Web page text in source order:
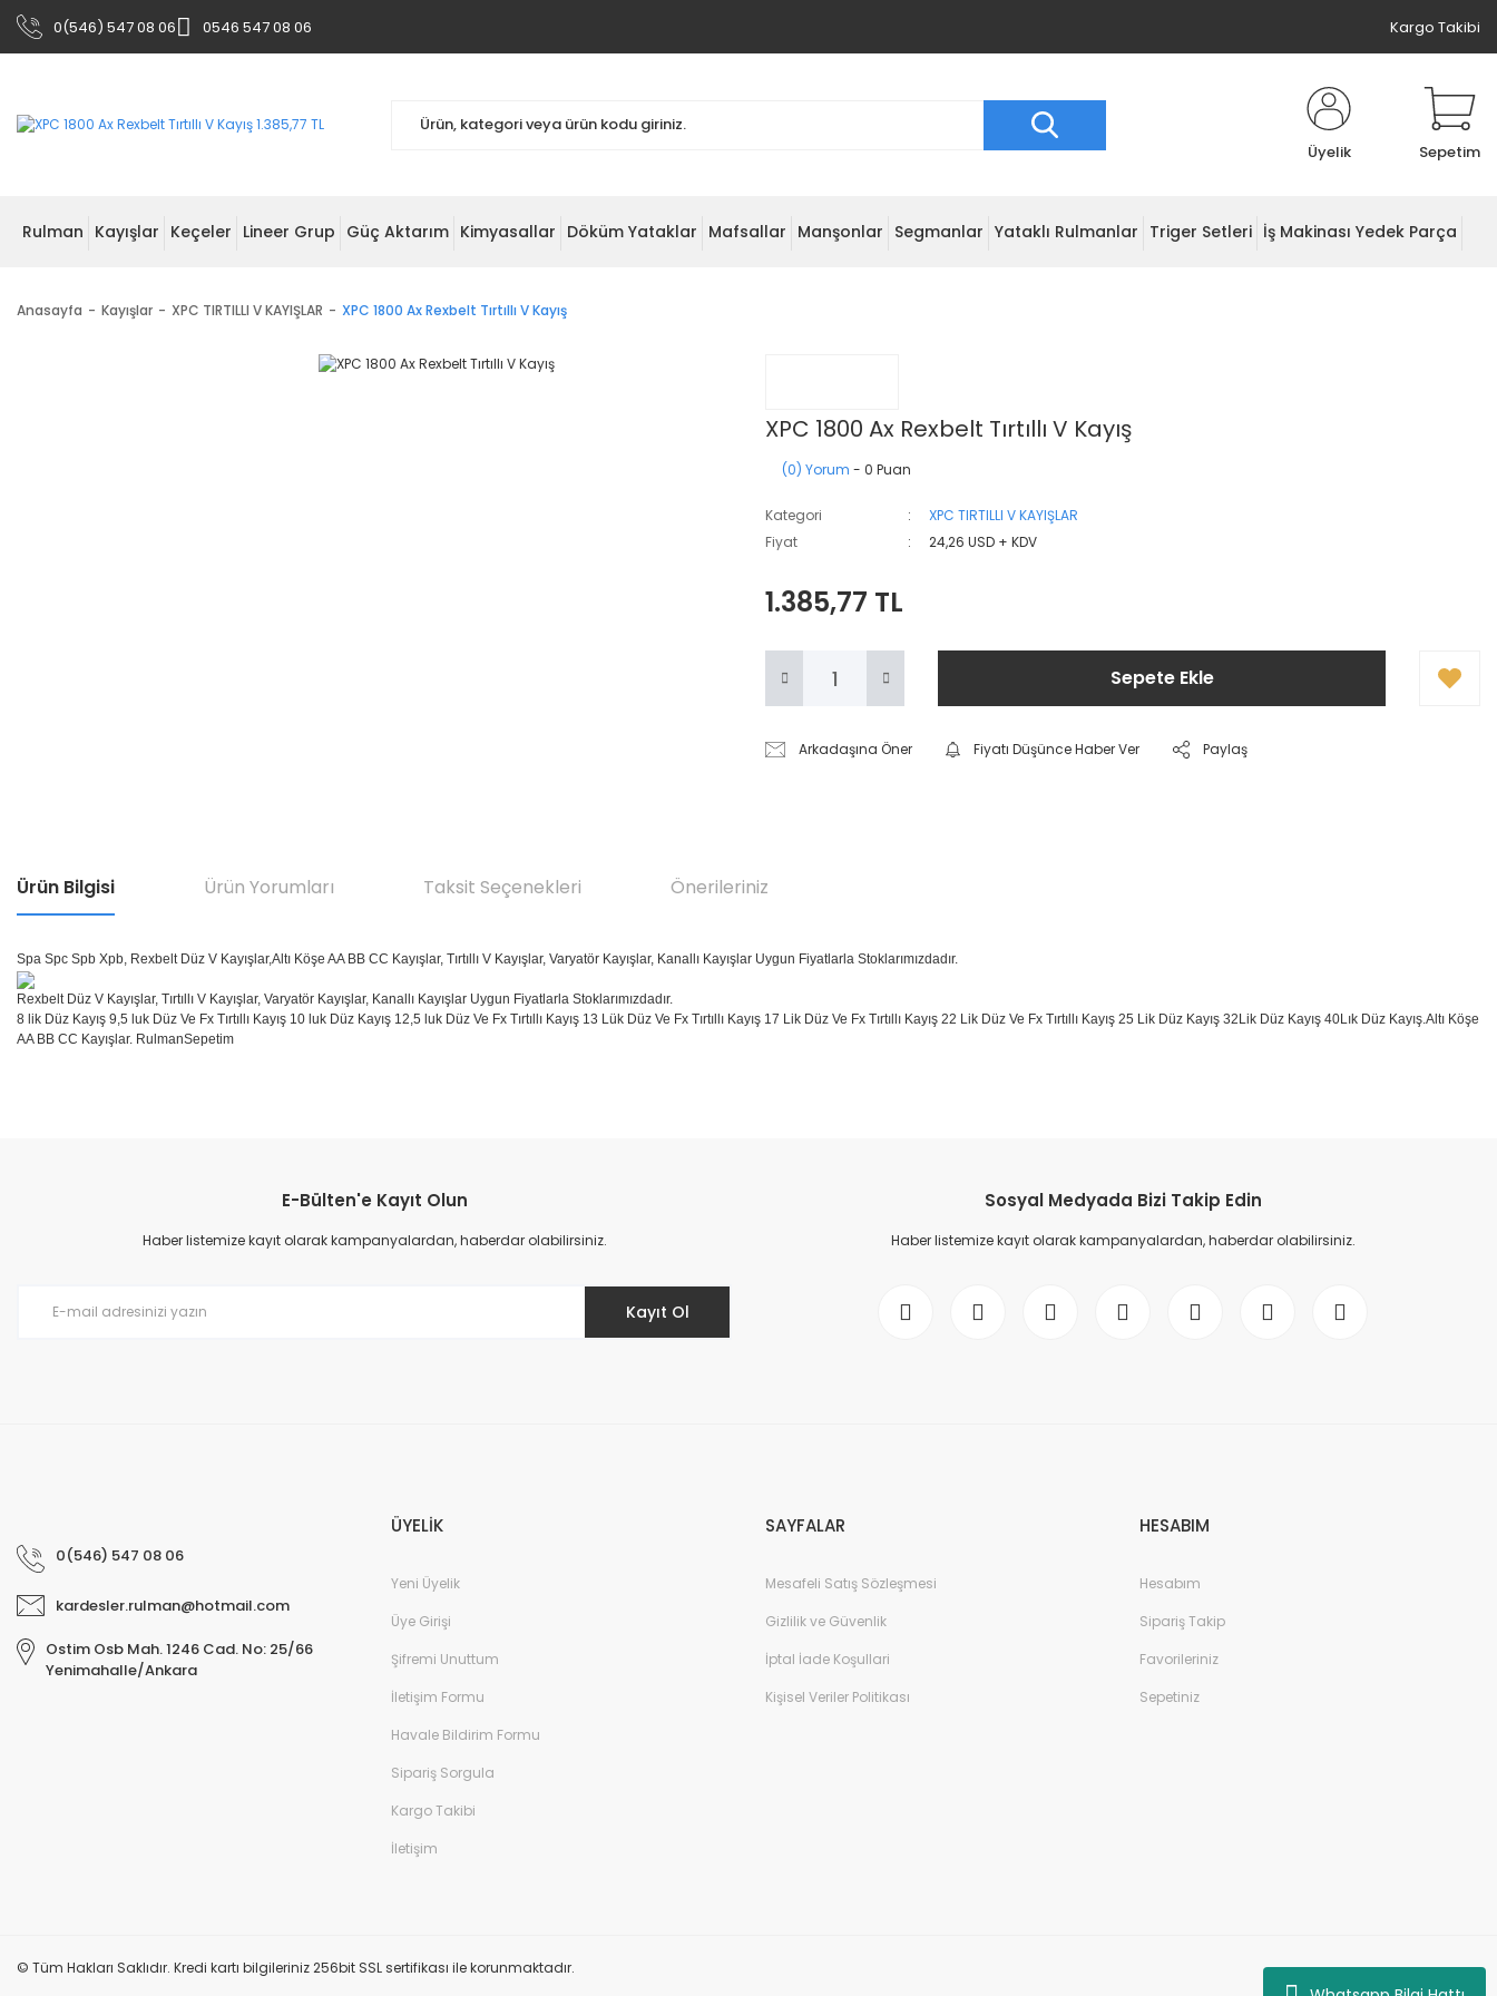
0(546) 547 08 06 0546 547 08 06 Kargo Takibi
Üyelik Sepetim
Rulman Kayışlar Keçeler Lineer Grup Güç Aktarım Kimyasallar Döküm Yataklar Mafsallar Manşonlar Segmanlar Yataklı Rulmanlar Triger Setleri İş Makinası Yedek Parça
Anasayfa Kayışlar XPC TIRTILLI V KAYIŞLAR XPC 1800 Ax Rexbelt Tırtıllı V Kayış
XPC 1800 Ax Rexbelt Tırtıllı V Kayış
(0) Yorum - 0 Puan
Kategori
XPC TIRTILLI V KAYIŞLAR
Fiyat
24,26 USD + KDV
1.385,77 TL
Sepete Ekle
Arkadaşına Öner Fiyatı Düşünce Haber Ver Paylaş
Ürün Bilgisi Ürün Yorumları Taksit Seçenekleri Önerileriniz
Spa Spc Spb Xpb, Rexbelt Düz V Kayışlar,Altı Köşe AA BB CC Kayışlar, Tırtıllı V Kayışlar, Varyatör Kayışlar, Kanallı Kayışlar Uygun Fiyatlarla Stoklarımızdadır.
Rexbelt Düz V Kayışlar, Tırtıllı V Kayışlar, Varyatör Kayışlar, Kanallı Kayışlar Uygun Fiyatlarla Stoklarımızdadır.
8 lik Düz Kayış 9,5 luk Düz Ve Fx Tırtıllı Kayış 10 luk Düz Kayış 12,5 luk Düz Ve Fx Tırtıllı Kayış 13 Lük Düz Ve Fx Tırtıllı Kayış 17 Lik Düz Ve Fx Tırtıllı Kayış 22 Lik Düz Ve Fx Tırtıllı Kayış 25 Lik Düz Kayış 32Lik Düz Kayış 40Lık Düz Kayış.Altı Köşe
AA BB CC Kayışlar. RulmanSepetim
Ürün resmi kalitesiz, bozuk veya görüntülenemiyor.
Ürün açıklamasında eksik bilgiler bulunuyor.
E-Bülten'e Kayıt Olun
Haber listemize kayıt olarak kampanyalardan, haberdar olabilirsiniz.
Kayıt Ol
Sosyal Medyada Bizi Takip Edin
Haber listemize kayıt olarak kampanyalardan, haberdar olabilirsiniz.
0(546) 547 08 06
kardesler.rulman@hotmail.com
Ostim Osb Mah. 1246 Cad. No: 25/66
Yenimahalle/Ankara
ÜYELİK
Yeni Üyelik
Üye Girişi
Şifremi Unuttum
İletişim Formu
Havale Bildirim Formu
Sipariş Sorgula
Kargo Takibi
İletişim
SAYFALAR
Mesafeli Satış Sözleşmesi
Gizlilik ve Güvenlik
İptal İade Koşullari
Kişisel Veriler Politikası
HESABIM
Hesabım
Sipariş Takip
Favorileriniz
Sepetiniz
© Tüm Hakları Saklıdır. Kredi kartı bilgileriniz 256bit SSL sertifikası ile korunmaktadır.